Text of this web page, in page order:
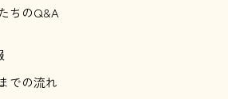
ちのQ&A
での流れ